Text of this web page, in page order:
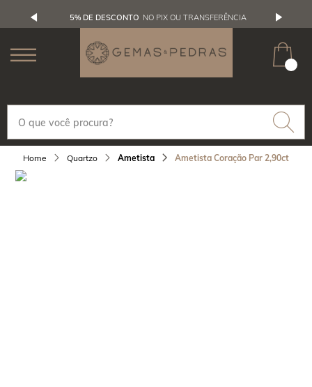
5% DE DESCONTO NO PIX OU TRANSFERÊNCIA
Quartzo Ametista Ametista Coração Par 2,90ct